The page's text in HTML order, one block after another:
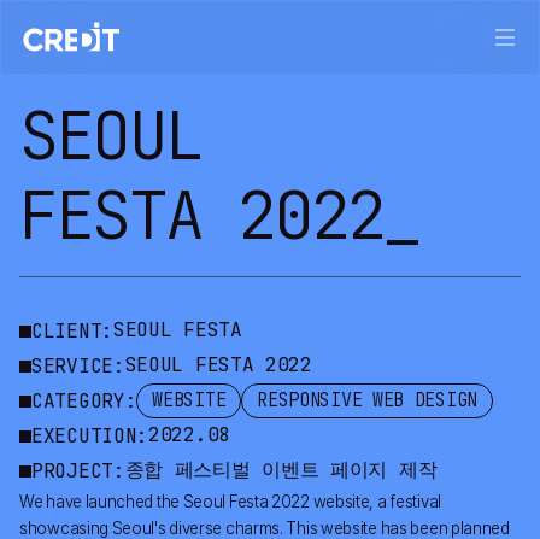
SEOUL
FESTA 2022_
CLIENT:SEOUL FESTA
SERVICE:SEOUL FESTA 2022
CATEGORY:
WEBSITE RESPONSIVE WEB DESIGN
EXECUTION:2022.08
PROJECT: 종합 페스티벌 이벤트 페이지 제작
We have launched the Seoul Festa 2022 website, a festival
showcasing Seoul's diverse charms. This website has been planned